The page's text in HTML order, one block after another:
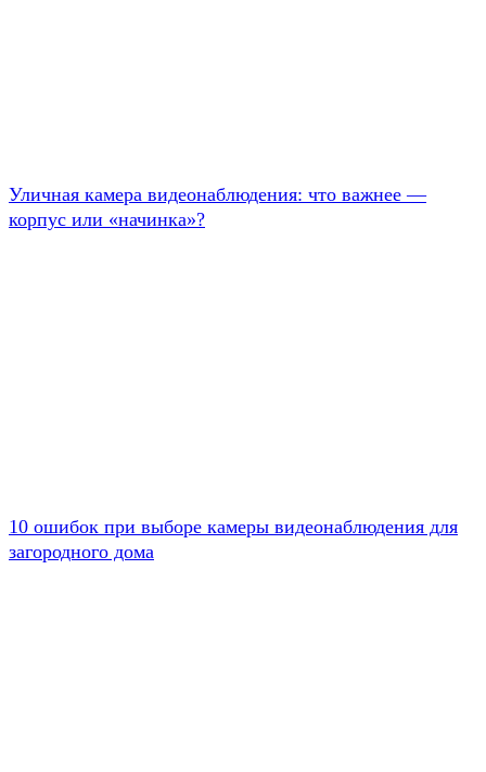
Уличная камера видеонаблюдения: что важнее —
корпус или «начинка»?
10 ошибок при выборе камеры видеонаблюдения для
загородного дома